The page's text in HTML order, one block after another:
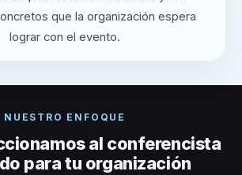
que la organización espera
lograr con el evento.
NUESTRO ENFOQUE
al conferencista
para tu organización